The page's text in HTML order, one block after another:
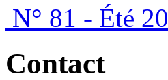
N° 81 - Été
Contact